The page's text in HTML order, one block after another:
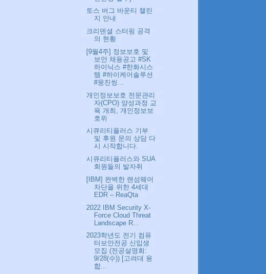
토스 버그 바운티 챌린
지 안내
크리덴셜 스터핑 공격
의 현황
[9월4주] 정보보호 및
보안 채용공고 #SK
하이닉스 #한화시스
템 #하이케어솔루션
#웅진씽...
개인정보보호 전문관리
자(CPO) 양성과정 교
육 개최, 개인정보보
호위
시큐리티플러스 기부
및 후원 문의 상담 다
시 시작합니다.
시큐리티플러스와 SUA
회원들의 발자취
[IBM] 완벽한 랜섬웨어
차단을 위한 4세대
EDR – ReaQta
2022 IBM Security X-
Force Cloud Threat
Landscape R...
2023학년도 전기 컴퓨
터보안전공 신입생
모집 (전공설명회:
9/28(수)) [고려대 융
합...